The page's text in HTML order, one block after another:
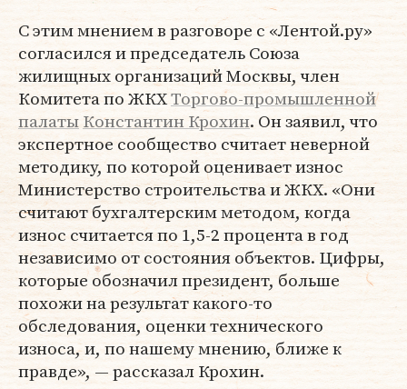
С этим мнением в разговоре с «Лентой.ру»
согласился и председатель Союза
жилищных организаций Москвы, член
Комитета по ЖКХТоргово-промышленной
палатыКонстантин Крохин. Он заявил, что
экспертное сообщество считает неверной
методику, по которой оценивает износ
Министерство строительства и ЖКХ. «Они
считают бухгалтерским методом, когда
износ считается по 1,5-2 процента в год
независимо от состояния объектов. Цифры,
которые обозначил президент, больше
похожи на результат какого-то
обследования, оценки технического
износа, и, по нашему мнению, ближе к
правде», — рассказал Крохин.